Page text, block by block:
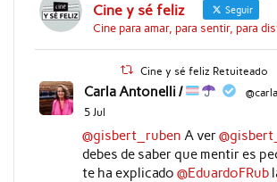
Cine y sé feliz Seguir
Cine para amar, para sentir, para
Cine y sé feliz Retuiteado
Carla Antonelli /
5 Jul
@gisbert_ruben A ver
debes de saber que mentir es
te ha explicado @EduardoFRub